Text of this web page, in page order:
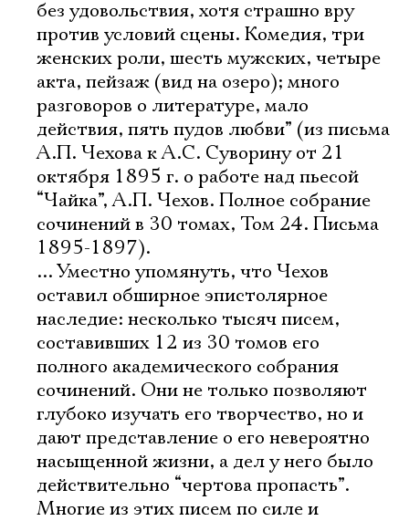
без удовольствия, хотя страшно вру
против условий сцены. Комедия, три
женских роли, шесть мужских, четыре
акта, пейзаж (вид на озеро); много
разговоров о литературе, мало
действия, пять пудов любви” (из письма
А.П. Чехова к А.С. Суворину от 21
октября 1895 г. о работе над пьесой
“Чайка”, А.П. Чехов. Полное собрание
сочинений в 30 томах, Том 24. Письма
1895-1897).
... Уместно упомянуть, что Чехов
оставил обширное эпистолярное
наследие: несколько тысяч писем,
составивших 12 из 30 томов его
полного академического собрания
сочинений. Они не только позволяют
глубоко изучать его творчество, но и
дают представление о его невероятно
насыщенной жизни, а дел у него было
действительно “чертова пропасть”.
Многие из этих писем по силе и